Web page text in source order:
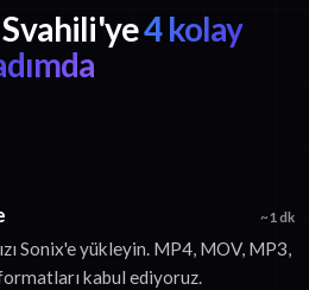
4 kolay
~1 dk
Sonix'e yükleyin. MP4, MOV, MP3,
kabul ediyoruz.